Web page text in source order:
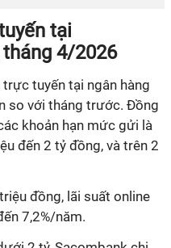
tại
4/2026
tuyến tại ngân hàng
so với tháng trước. Đồng
khoản hạn mức gửi là
đến 2 tỷ đồng, và trên 2
đồng, lãi suất online
7,2%/năm.